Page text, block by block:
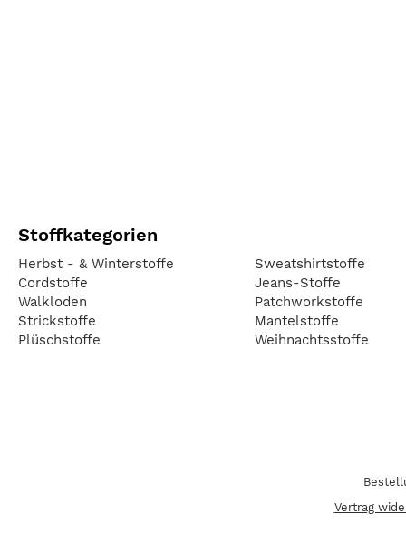
Stoffkategorien
Herbst - & Winterstoffe
Cordstoffe
Walkloden
Strickstoffe
Plüschstoffe
Sweatshirtstoffe
Jeans-Stoffe
Patchworkstoffe
Mantelstoffe
Weihnachtsstoffe
Vertrag